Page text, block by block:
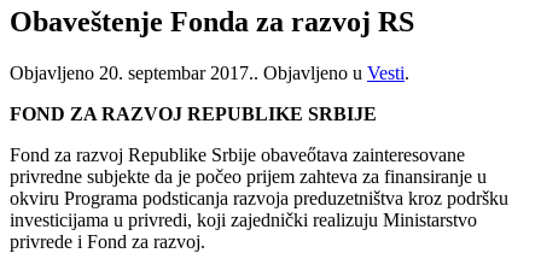
Obaveštenje Fonda za razvoj RS
Objavljeno 20. septembar 2017.. Objavljeno u Vesti.
FOND ZA RAZVOJ REPUBLIKE SRBIJE
Fond za razvoj Republike Srbije obaveőtava zainteresovane
privredne subjekte da je počeo prijem zahteva za finansiranje u
okviru Programa podsticanja razvoja preduzetništva kroz podršku
investicijama u privredi, koji zajednički realizuju Ministarstvo
privrede i Fond za razvoj.